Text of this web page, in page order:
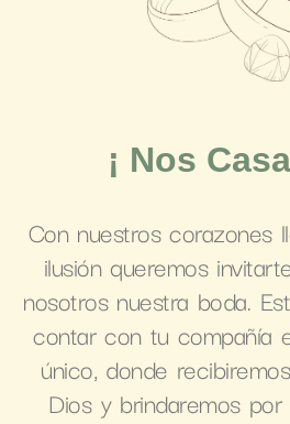
¡ Nos
Con nuestros corazones
ilusión queremos
nosotros nuestra boda.
contar con tu compañía
único, donde
Dios y brindaremos